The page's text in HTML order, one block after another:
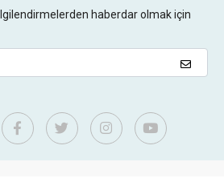
haberdar olmak için